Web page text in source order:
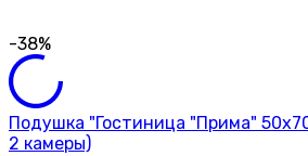
-38%
Подушка "Гостиница "Прима"
2 камеры)